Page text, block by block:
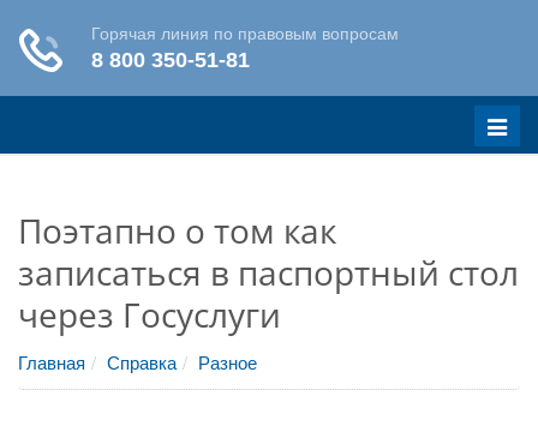
Меню
Поэтапно о том как
записаться в паспортный стол
через Госуслуги
Главная Справка Разное